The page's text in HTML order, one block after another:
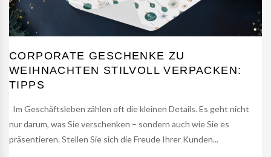
CORPORATE GESCHENKE ZU
WEIHNACHTEN STILVOLL VERPACKEN:
TIPPS
Im Geschäftsleben zählen oft die kleinen Details. Es geht nicht
nur darum, was Sie verschenken – sondern auch wie Sie es
präsentieren. Stellen Sie sich die Freude Ihrer Kunden...